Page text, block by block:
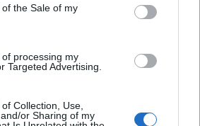
the Sale of my
processing my
Targeted Advertising.
Collection, Use,
or Sharing of my